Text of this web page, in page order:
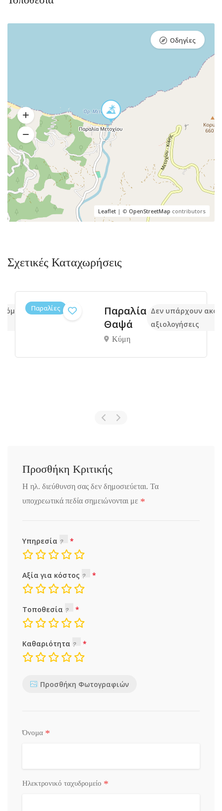
Leaflet | © OpenStreetMap contributors
Οδηγίες
Σχετικές Καταχωρήσεις
Παραλίες
Παραλία
Θαψά
Κύμη
Δεν υπάρχουν
αξιολογήσεις
Προσθήκη Κριτικής
Η ηλ. διεύθυνση σας δεν δημοσιεύεται. Τα
υποχρεωτικά πεδία σημειώνονται με *
Υπηρεσία
Αξία για κόστος
Τοποθεσία
Καθαριότητα
Προσθήκη Φωτογραφιών
Όνομα *
Ηλεκτρονικό ταχυδρομείο *